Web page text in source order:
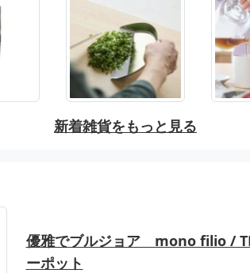
新着雑貨をもっと見る
優雅でブルジョア mono filio /
ーポット